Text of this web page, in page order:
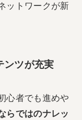
ットワークが新
ツが充実
心者でも進めや
らではのナレッ